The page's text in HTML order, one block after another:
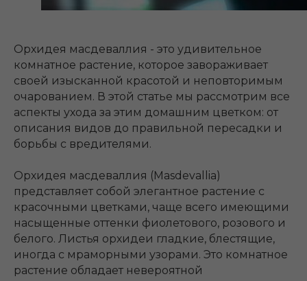
Орхидея масдеваллия - это удивительное
комнатное растение, которое завораживает
своей изысканной красотой и неповторимым
очарованием. В этой статье мы рассмотрим все
аспекты ухода за этим домашним цветком: от
описания видов до правильной пересадки и
борьбы с вредителями.
Орхидея масдеваллия (Masdevallia)
представляет собой элегантное растение с
красочными цветками, чаще всего имеющими
насыщенные оттенки фиолетового, розового и
белого. Листья орхидеи гладкие, блестящие,
иногда с мраморными узорами. Это комнатное
растение обладает невероятной